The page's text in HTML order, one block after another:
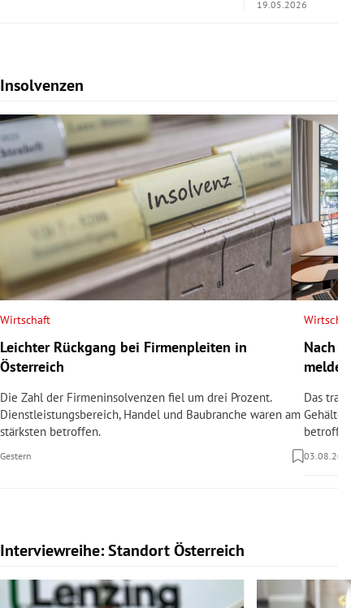
19.05.2026
Insolvenzen
Slide 1 von 7
Wirtschaft
Leichter Rückgang bei Firmenpleiten in
Österreich
Die Zahl der Firmeninsolvenzen fiel um drei Prozent.
Dienstleistungsbereich, Handel und Baubranche waren am
stärksten betroffen.
Gestern
Wirtschaft
Nach
meldet
Das
Gehälter
betroffen.
03.08.2026
Interviewreihe: Standort Österreich
Slide 1 von 20